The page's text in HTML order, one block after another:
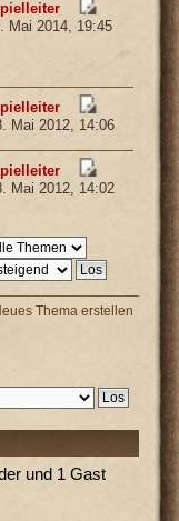
Mai 2014, 19:45
Mai 2012, 14:06
Mai 2012, 14:02
Thema erstellen
und 1 Gast